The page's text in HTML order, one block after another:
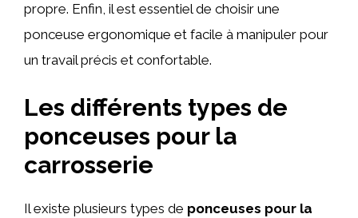
propre. Enfin, il est essentiel de choisir une
ponceuse ergonomique et facile à manipuler pour
un travail précis et confortable.
Les différents types de
ponceuses pour la
carrosserie
Il existe plusieurs types de ponceuses pour la